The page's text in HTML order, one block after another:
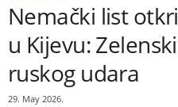
Nemački list
u Kijevu:
ruskog udara
29. May 2026.